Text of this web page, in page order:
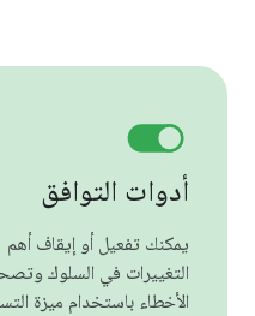
أدوات التوافق
يمكنك تفعيل أو إيقاف أهم
التغييرات في السلوك
الأخطاء باستخدام ميزة